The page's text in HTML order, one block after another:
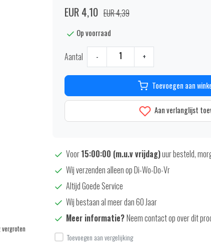
EUR 4,10 EUR 4,39
Op voorraad
Aantal - +
Toevoegen aan
Aan verlanglijst
Voor15:00:00 (m.u.v vrijdag)uur besteld,
Wij verzenden alleen op Di-Wo-Do-Vr
Altijd Goede Service
Wij bestaan al meer dan 60 Jaar
Meer informatie?Neem contact op over dit
Toevoegen aan vergelijking